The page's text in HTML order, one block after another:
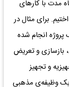
مدت با کارهای
برای مثال در
پروژه انجام شده
بازسازی و تعریض
و تجهیز
وظیفه‌ی مذهبی